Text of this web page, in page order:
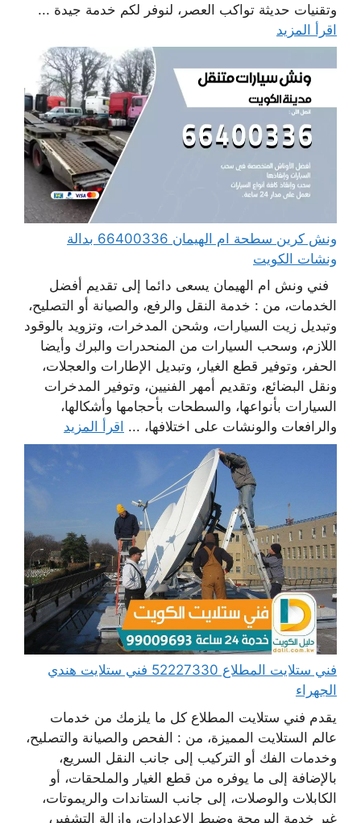
وتقنيات حديثة تواكب العصر، لنوفر لكم خدمة جيدة ...
اقرأ المزيد
ونش كرين سطحة ام الهيمان 66400336 بدالة
ونشات الكويت
فني ونش ام الهيمان يسعى دائما إلى تقديم أفضل
الخدمات، من : خدمة النقل والرفع، والصيانة أو التصليح،
وتبديل زيت السيارات، وشحن المدخرات، وتزويد بالوقود
اللازم، وسحب السيارات من المنحدرات والبرك وأيضا
الحفر، وتوفير قطع الغيار، وتبديل الإطارات والعجلات،
ونقل البضائع، وتقديم أمهر الفنيين، وتوفير المدخرات
السيارات بأنواعها، والسطحات بأحجامها وأشكالها،
والرافعات والونشات على اختلافها، ... اقرأ المزيد
فني ستلايت المطلاع 52227330 فني ستلايت هندي
الجهراء
يقدم فني ستلايت المطلاع كل ما يلزمك من خدمات
عالم الستلايت المميزة، من : الفحص والصيانة والتصليح،
وخدمات الفك أو التركيب إلى جانب النقل السريع،
بالإضافة إلى ما يوفره من قطع الغيار والملحقات، أو
الكابلات والوصلات، إلى جانب الستاندات والريموتات،
غير خدمة البرمجة وضبط الإعدادات، وإزالة التشفير،